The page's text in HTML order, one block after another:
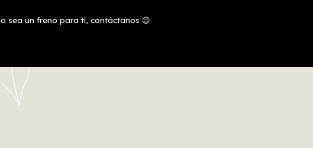
sea un freno para ti, contáctanos 😉